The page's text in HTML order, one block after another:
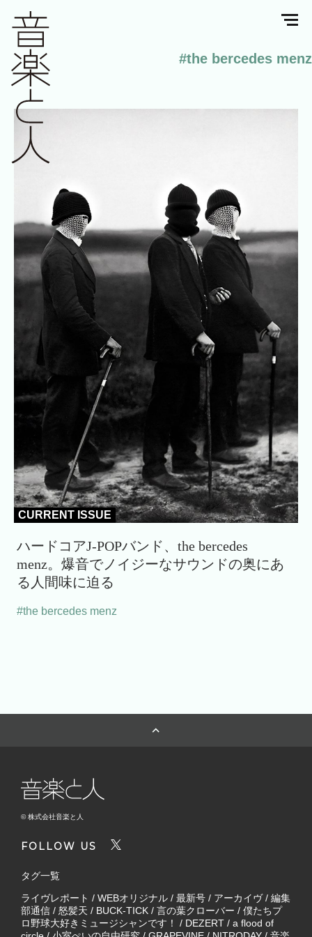
#the bercedes menz
CURRENT ISSUE
ハードコアJ-POPバンド、the bercedes
menz。爆音でノイジーなサウンドの奥にあ
る人間味に迫る
#the bercedes menz
© 株式会社音楽と人
FOLLOW US
タグ一覧
ライヴレポート / WEBオリジナル / 最新号 / アーカイヴ/ 編集
部通信 / 怒髪天 / BUCK-TICK / 言の葉クローバー / 僕たちプ
ロ野球大好きミュージシャンです！
/ DEZERT / a flood of